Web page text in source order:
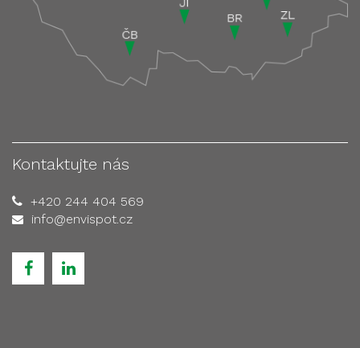
Kontaktujte nás
+420 244 404 569
info@envispot.cz